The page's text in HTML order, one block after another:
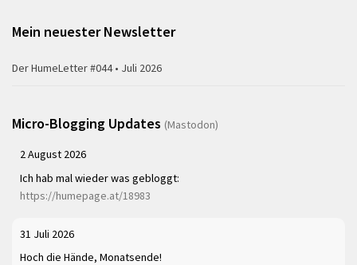
Mein neuester Newsletter
Der HumeLetter #044 • Juli 2026
Micro-Blogging Updates (Mastodon)
2 August 2026
Ich hab mal wieder was gebloggt:
https://humepage.at/18983
31 Juli 2026
Hoch die Hände, Monatsende!